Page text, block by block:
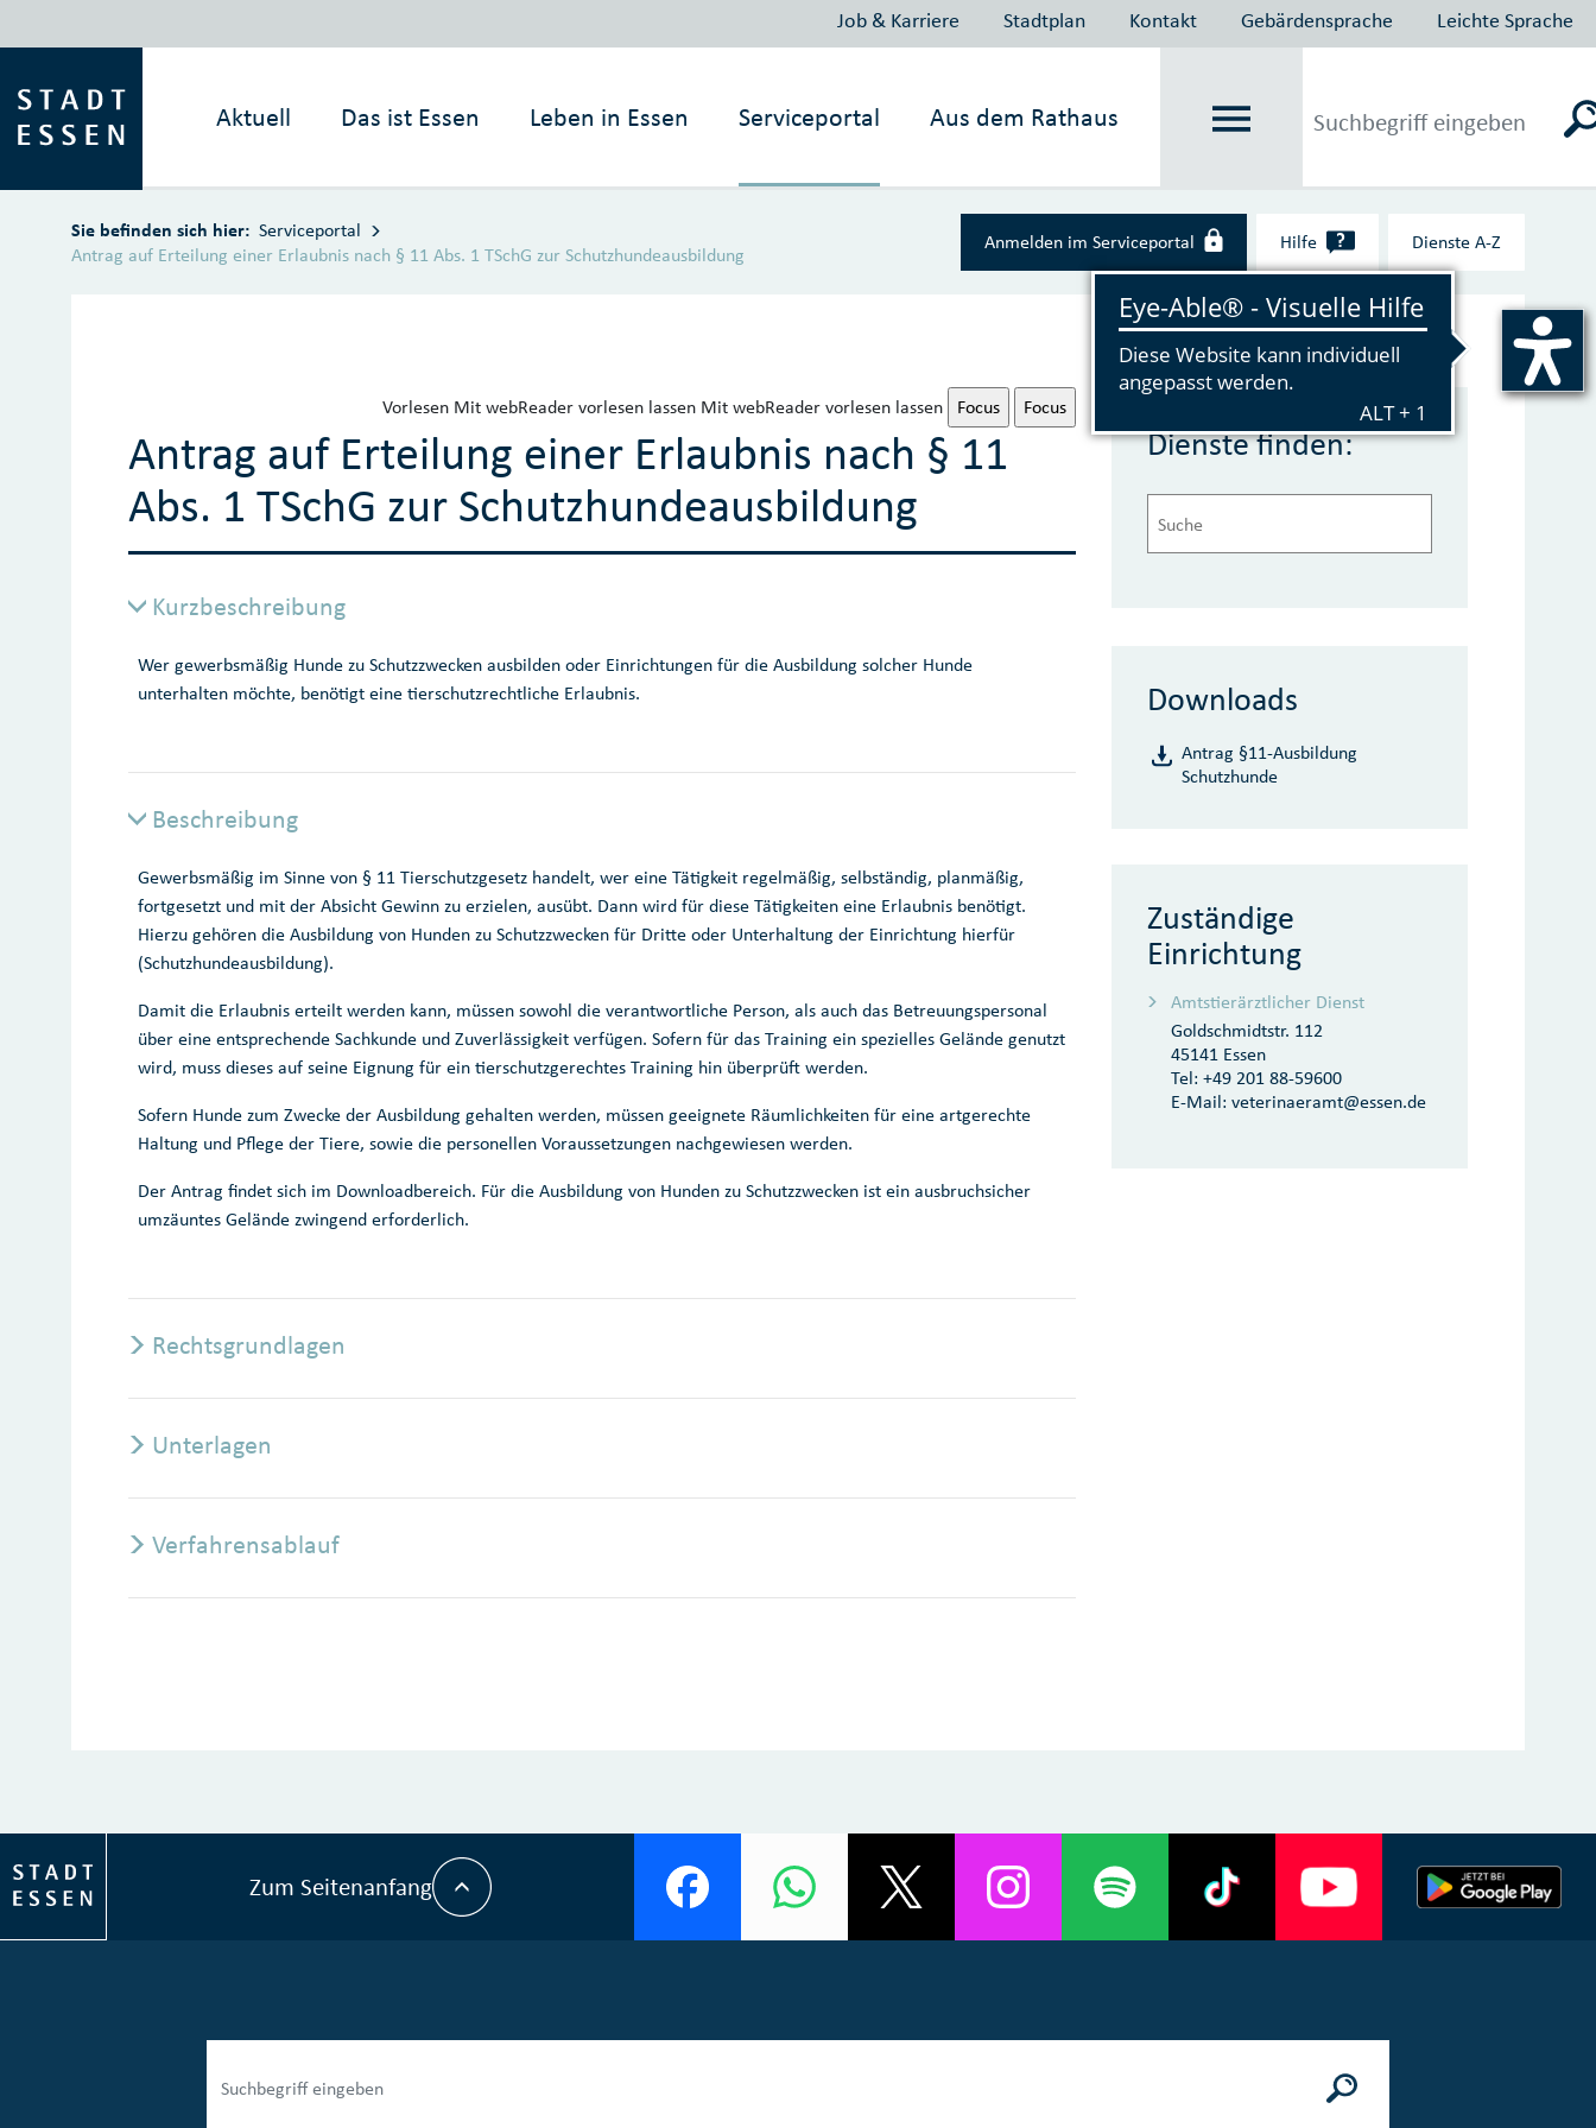
Job & Karriere Stadtplan Kontakt Gebärdensprache Leichte Sprache
Aktuell Das ist Essen Leben in Essen Serviceportal Aus dem Rathaus
Sie befinden sich hier: Serviceportal
Antrag auf Erteilung einer Erlaubnis nach § 11 Abs. 1 TSchG zur Schutzhundeausbildung
Anmelden im Serviceportal Hilfe ? Dienste A‑Z
Vorlesen Mit webReader vorlesen lassen Mit webReader vorlesen lassen Focus Focus
Antrag auf Erteilung einer Erlaubnis nach § 11
Abs. 1 TSchG zur Schutzhundeausbildung
Kurzbeschreibung
Wer gewerbsmäßig Hunde zu Schutzzwecken ausbilden oder Einrichtungen für die Ausbildung solcher Hunde
unterhalten möchte, benötigt eine tierschutzrechtliche Erlaubnis.
Beschreibung
Gewerbsmäßig im Sinne von § 11 Tierschutzgesetz handelt, wer eine Tätigkeit regelmäßig, selbständig, planmäßig,
fortgesetzt und mit der Absicht Gewinn zu erzielen, ausübt. Dann wird für diese Tätigkeiten eine Erlaubnis benötigt.
Hierzu gehören die Ausbildung von Hunden zu Schutzzwecken für Dritte oder Unterhaltung der Einrichtung hierfür
(Schutzhundeausbildung).
Damit die Erlaubnis erteilt werden kann, müssen sowohl die verantwortliche Person, als auch das Betreuungspersonal
über eine entsprechende Sachkunde und Zuverlässigkeit verfügen. Sofern für das Training ein spezielles Gelände genutzt
wird, muss dieses auf seine Eignung für ein tierschutzgerechtes Training hin überprüft werden.
Sofern Hunde zum Zwecke der Ausbildung gehalten werden, müssen geeignete Räumlichkeiten für eine artgerechte
Haltung und Pflege der Tiere, sowie die personellen Voraussetzungen nachgewiesen werden.
Der Antrag findet sich im Downloadbereich. Für die Ausbildung von Hunden zu Schutzzwecken ist ein ausbruchsicher
umzäuntes Gelände zwingend erforderlich.
Rechtsgrundlagen
Unterlagen
Verfahrensablauf
Dienste finden:
Downloads
Antrag §11-Ausbildung
Schutzhunde
Zuständige
Einrichtung
Amtstierärztlicher Dienst
Goldschmidtstr. 112
45141 Essen
Tel: +49 201 88-59600
E-Mail: veterinaeramt@essen.de
Zum Seitenanfang